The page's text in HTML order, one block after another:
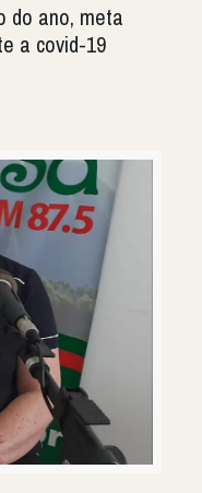
do ano, meta
a covid-19